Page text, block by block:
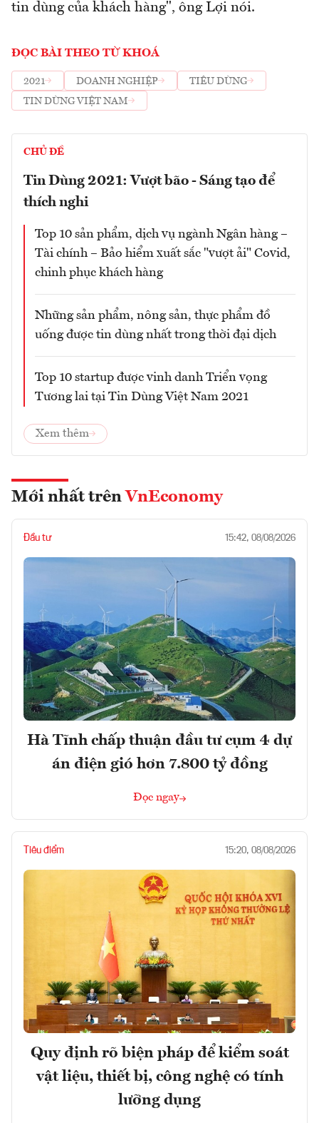
tin dùng của khách hàng", ông Lợi nói.
ĐỌC BÀI THEO TỪ KHOÁ
2021 DOANH NGHIỆP
TIÊU DÙNG
TIN DÙNG VIỆT NAM
CHỦ ĐỀ
Tin Dùng 2021: Vượt bão - Sáng tạo để
thích nghi
Top 10 sản phẩm, dịch vụ ngành Ngân hàng –
Tài chính – Bảo hiểm xuất sắc "vượt ải" Covid,
chinh phục khách hàng
Những sản phẩm, nông sản, thực phẩm đồ
uống được tin dùng nhất trong thời đại dịch
Top 10 startup được vinh danh Triển vọng
Tương lai tại Tin Dùng Việt Nam 2021
Xem thêm
Mới nhất trên VnEconomy
Đầu tư 15:42, 08/08/2026
Hà Tĩnh chấp thuận đầu tư cụm 4 dự
án điện gió hơn 7.800 tỷ đồng
Đọc ngay
Tiêu điểm 15:20, 08/08/2026
Quy định rõ biện pháp để kiểm soát
vật liệu, thiết bị, công nghệ có tính
lưỡng dụng